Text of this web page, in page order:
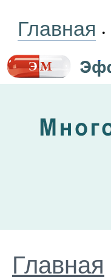
Главная •
Главная